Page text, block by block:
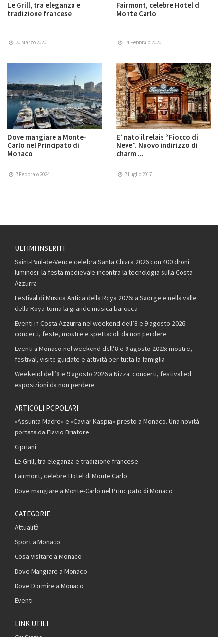
Le Grill, tra eleganza e
tradizione francese
30 Marzo 2020
Fairmont, celebre Hotel di
Monte Carlo
14 Febbraio 2020
Dove mangiare a Monte-
Carlo nel Principato di
Monaco
7 Febbraio 2024
E’ nato il relais “Fiocco di
Neve”. Nuovo indirizzo di
charm ...
7 Luglio 2017
ULTIMI INSERITI
Saint-Paul-de-Vence celebra Santa Chiara 2026 con 400 droni
luminosi: la festa medievale incontra la tecnologia sulla Costa
Azzurra
Festival di Musica Antica della Roya 2026: a Saorge e nella valle
della Roya torna la grande musica barocca
Eventi in Costa Azzurra nel weekend dell’8 e 9 agosto 2026:
concerti, feste, mostre e spettacoli da non perdere
Eventi a Monaco nel weekend dell’8 e 9 agosto 2026: mostre,
festival, visite guidate e attività per tutta la famiglia
Weekend dell’8 e 9 agosto 2026 a Nizza: concerti, festival ed
esposizioni da non perdere
ARTICOLI POPOLARI
«Assunta Madre» e «Caviar Kaspia» presto a Monaco. Una novità
portata da Flavio Briatore
Cipriani
Le Grill, tra eleganza e tradizione francese
Fairmont, celebre Hotel di Monte Carlo
Dove mangiare a Monte-Carlo nel Principato di Monaco
CATEGORIE
Attualità
Sport a Monaco
Cosa Visitare a Monaco
Dove Mangiare a Monaco
Dove Dormire a Monaco
Eventi
LINK UTILI